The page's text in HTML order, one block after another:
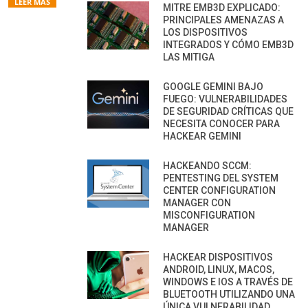
MITRE EMB3D EXPLICADO:
PRINCIPALES AMENAZAS A
LOS DISPOSITIVOS
INTEGRADOS Y CÓMO EMB3D
LAS MITIGA
GOOGLE GEMINI BAJO
FUEGO: VULNERABILIDADES
DE SEGURIDAD CRÍTICAS QUE
NECESITA CONOCER PARA
HACKEAR GEMINI
HACKEANDO SCCM:
PENTESTING DEL SYSTEM
CENTER CONFIGURATION
MANAGER CON
MISCONFIGURATION
MANAGER
HACKEAR DISPOSITIVOS
ANDROID, LINUX, MACOS,
WINDOWS E IOS A TRAVÉS DE
BLUETOOTH UTILIZANDO UNA